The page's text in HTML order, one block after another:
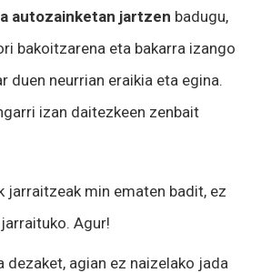
autozainketan jartzen badugu,
bakoitzarena eta bakarra izango
duen neurrian eraikia eta egina.
izan daitezkeen zenbait
jarraitzeak min ematen badit, ez
Agur!
dezaket, agian ez naizelako jada